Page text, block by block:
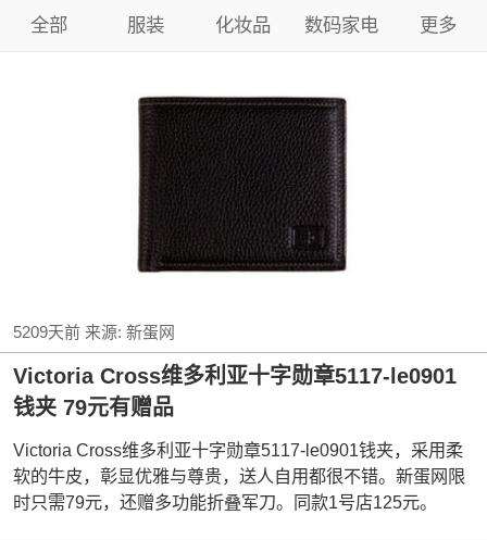
全部 服装 化妆品 数码家电 更多
5209天前来源:新蛋网
Victoria Cross维多利亚十字勋章5117-le0901
钱夹 79元有赠品
Victoria Cross维多利亚十字勋章5117-le0901钱夹，采用柔
软的牛皮，彰显优雅与尊贵，送人自用都很不错。新蛋网限
时只需79元，还赠多功能折叠军刀。同款1号店125元。